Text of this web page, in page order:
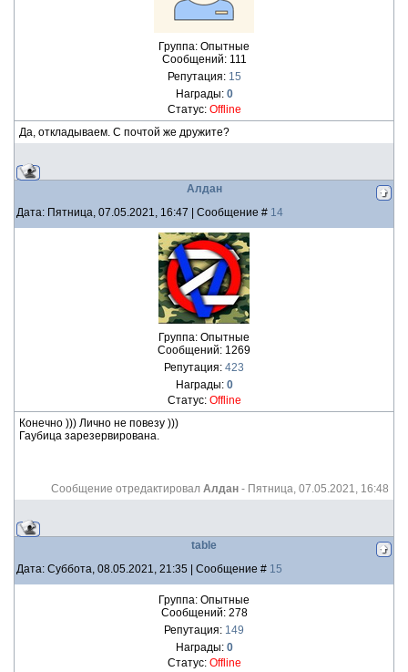
Группа: Опытные
Сообщений: 111
Репутация: 15
Награды: 0
Статус: Offline
Да, откладываем. С почтой же дружите?
Алдан
Дата: Пятница, 07.05.2021, 16:47 | Сообщение # 14
Группа: Опытные
Сообщений: 1269
Репутация: 423
Награды: 0
Статус: Offline
Конечно ))) Лично не повезу )))
Гаубица зарезервирована.
Сообщение отредактировал Алдан - Пятница, 07.05.2021, 16:48
table
Дата: Суббота, 08.05.2021, 21:35 | Сообщение # 15
Группа: Опытные
Сообщений: 278
Репутация: 149
Награды: 0
Статус: Offline